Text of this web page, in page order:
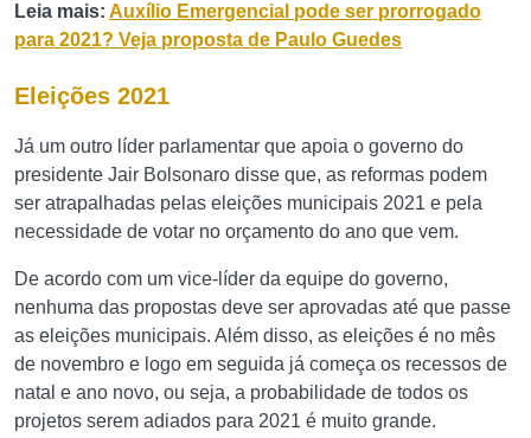
Leia mais: Auxílio Emergencial pode ser prorrogado
para 2021? Veja proposta de Paulo Guedes
Eleições 2021
Já um outro líder parlamentar que apoia o governo do
presidente Jair Bolsonaro disse que, as reformas podem
ser atrapalhadas pelas eleições municipais 2021 e pela
necessidade de votar no orçamento do ano que vem.
De acordo com um vice-líder da equipe do governo,
nenhuma das propostas deve ser aprovadas até que passe
as eleições municipais. Além disso, as eleições é no mês
de novembro e logo em seguida já começa os recessos de
natal e ano novo, ou seja, a probabilidade de todos os
projetos serem adiados para 2021 é muito grande.